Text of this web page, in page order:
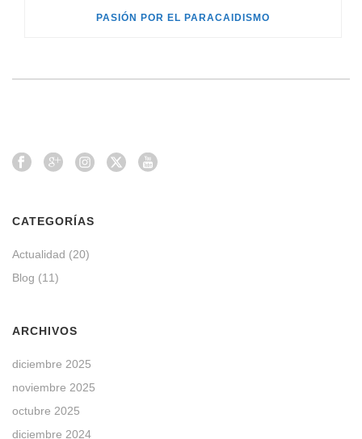
PASIÓN POR EL PARACAIDISMO
CATEGORÍAS
Actualidad (20)
Blog (11)
ARCHIVOS
diciembre 2025
noviembre 2025
octubre 2025
diciembre 2024